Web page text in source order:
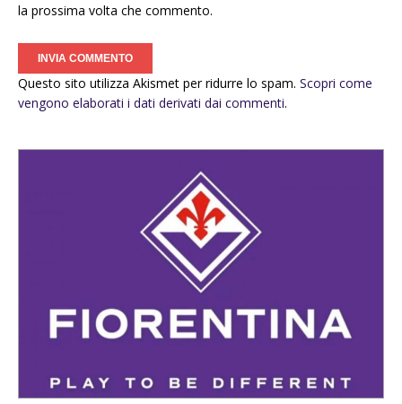
la prossima volta che commento.
Questo sito utilizza Akismet per ridurre lo spam. Scopri come
vengono elaborati i dati derivati dai commenti.